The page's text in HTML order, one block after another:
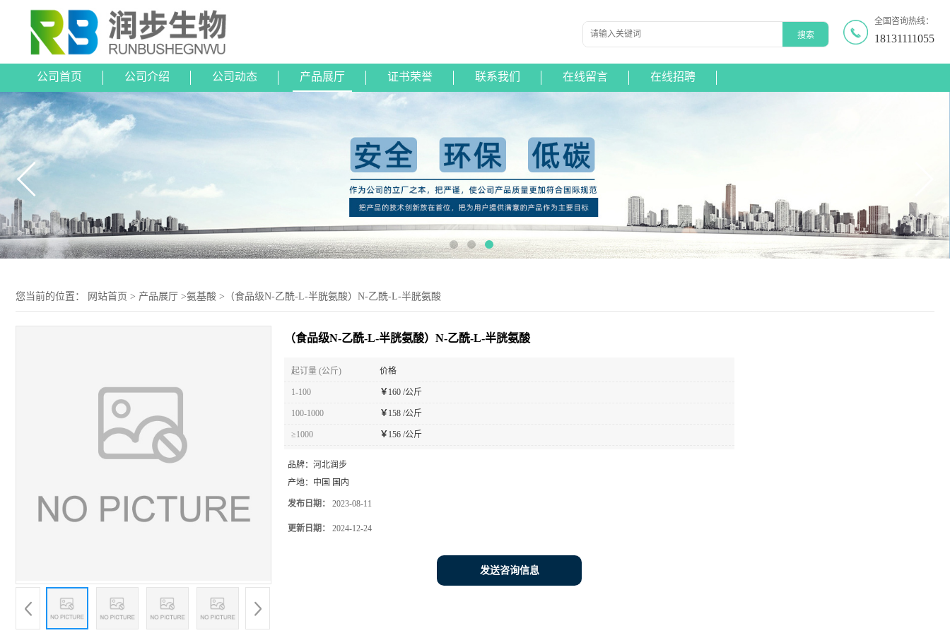
全国咨询热线：
18131111055
公司首页 公司介绍 公司动态 产品展厅 证书荣誉 联系我们 在线留言 在线招聘
您当前的位置： 网站首页 > 产品展厅 >氨基酸 > （食品级N-乙酰-L-半胱氨酸）N-乙酰-L-半胱氨酸
（食品级N-乙酰-L-半胱氨酸）N-乙酰-L-半胱氨酸
起订量 (公斤) 价格
1-100 ￥160 /公斤
100-1000 ￥158 /公斤
≥1000 ￥156 /公斤
品牌： 河北润步
产地： 中国 国内
发布日期： 2023-08-11
更新日期： 2024-12-24
发送咨询信息